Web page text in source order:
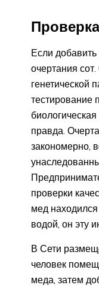
Проверка
Если добавить
очертания
генетической
тестирование
правда.
закономерно,
проверки
мед находился
водой, он эту
В Сети
человек
меда, затем